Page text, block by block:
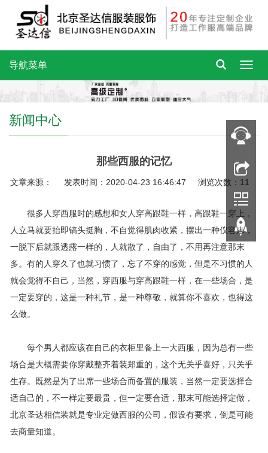
导航菜单
新闻中心
那些西服的记忆
文章来源： 发表时间：2020-04-23 16:46:47 浏览次数：11
很多人穿西服时的感想和女人穿高跟鞋一样，高跟鞋一穿上，
人立马就要抬即镐头挺胸，不自觉得肌肉收紧，摆出一种仪容来，
一脱下后就跟透露一样的，人就散了，自由了，不用再注意那末
多。有的人穿久了也就习惯了，忘了不穿的感觉，但是不习惯的人
就会觉得不自己，当然，穿西服与穿高跟鞋一样，在一些场合，是
一定要穿的，这是一种礼节，是一种尊敬，就算你不喜欢，也得这
么做。
每个男人都应该在自己的衣柜里备上一大西服，因为总有一些
场合是大概需要你穿戴整齐着装郑重的，这个无关乎喜好，只关乎
生存。既然是为了出席一些场合而备置的服装，当然一定要选择合
适自己的，不一样定要最贵，但一定要合适，那末可能选择定做，
北京圣达相信装就是专业定做西服的公司，假设有要求，倒是可能
去商量知道。